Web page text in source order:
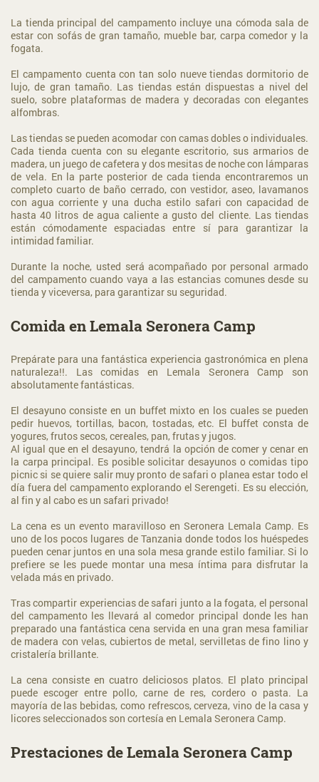
La tienda principal del campamento incluye una cómoda sala de
estar con sofás de gran tamaño, mueble bar, carpa comedor y la
fogata.
El campamento cuenta con tan solo nueve tiendas dormitorio de
lujo, de gran tamaño. Las tiendas están dispuestas a nivel del
suelo, sobre plataformas de madera y decoradas con elegantes
alfombras.
Las tiendas se pueden acomodar con camas dobles o individuales.
Cada tienda cuenta con su elegante escritorio, sus armarios de
madera, un juego de cafetera y dos mesitas de noche con lámparas
de vela. En la parte posterior de cada tienda encontraremos un
completo cuarto de baño cerrado, con vestidor, aseo, lavamanos
con agua corriente y una ducha estilo safari con capacidad de
hasta 40 litros de agua caliente a gusto del cliente. Las tiendas
están cómodamente espaciadas entre sí para garantizar la
intimidad familiar.
Durante la noche, usted será acompañado por personal armado
del campamento cuando vaya a las estancias comunes desde su
tienda y viceversa, para garantizar su seguridad.
Comida en Lemala Seronera Camp
Prepárate para una fantástica experiencia gastronómica en plena
naturaleza!!. Las comidas en Lemala Seronera Camp son
absolutamente fantásticas.
El desayuno consiste en un buffet mixto en los cuales se pueden
pedir huevos, tortillas, bacon, tostadas, etc. El buffet consta de
yogures, frutos secos, cereales, pan, frutas y jugos.
Al igual que en el desayuno, tendrá la opción de comer y cenar en
la carpa principal. Es posible solicitar desayunos o comidas tipo
picnic si se quiere salir muy pronto de safari o planea estar todo el
día fuera del campamento explorando el Serengeti. Es su elección,
al fin y al cabo es un safari privado!
La cena es un evento maravilloso en Seronera Lemala Camp. Es
uno de los pocos lugares de Tanzania donde todos los huéspedes
pueden cenar juntos en una sola mesa grande estilo familiar. Si lo
prefiere se les puede montar una mesa íntima para disfrutar la
velada más en privado.
Tras compartir experiencias de safari junto a la fogata, el personal
del campamento les llevará al comedor principal donde les han
preparado una fantástica cena servida en una gran mesa familiar
de madera con velas, cubiertos de metal, servilletas de fino lino y
cristalería brillante.
La cena consiste en cuatro deliciosos platos. El plato principal
puede escoger entre pollo, carne de res, cordero o pasta. La
mayoría de las bebidas, como refrescos, cerveza, vino de la casa y
licores seleccionados son cortesía en Lemala Seronera Camp.
Prestaciones de Lemala Seronera Camp